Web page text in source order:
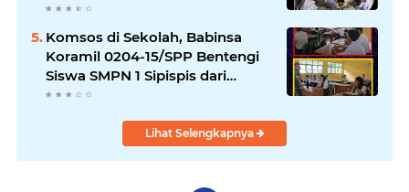
Komsos di Sekolah, Babinsa
Koramil 0204-15/SPP Bentengi
Siswa SMPN 1 Sipispis dari
Bahaya Narkotika
Lihat Selengkapnya